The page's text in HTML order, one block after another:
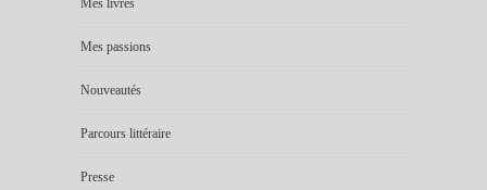
Mes passions
Nouveautés
Parcours littéraire
Presse